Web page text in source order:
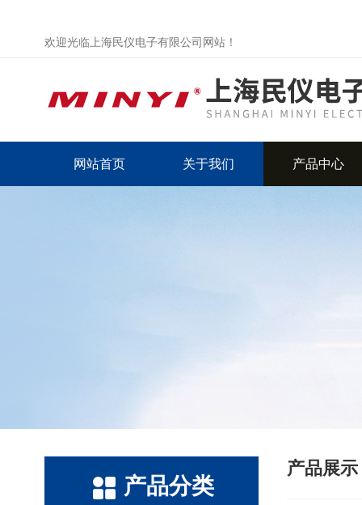
欢迎光临上海民仪电子有限公司网站！
网站首页 关于我们 产品中心
产品分类
产品展示